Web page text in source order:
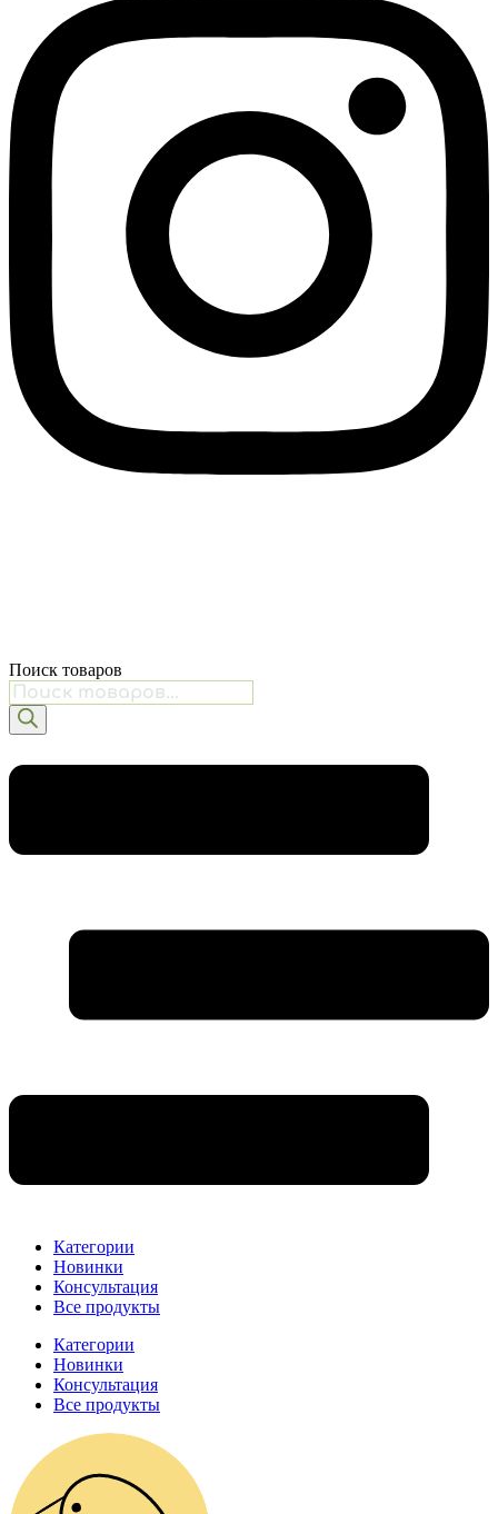
Поиск товаров
Категории
Новинки
Консультация
Все продукты
Категории
Новинки
Консультация
Все продукты